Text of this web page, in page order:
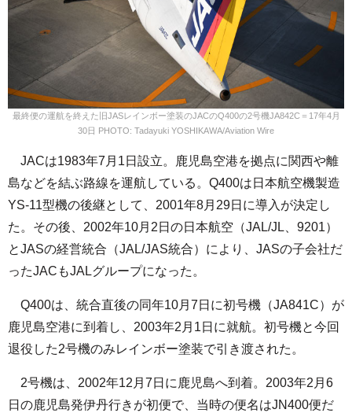
最終便の運航を終えた旧JASレインボー塗装のJACのQ400の2号機JA842C＝17年4月
30日 PHOTO: Tadayuki YOSHIKAWA/Aviation Wire
JACは1983年7月1日設立。鹿児島空港を拠点に関西や離
島などを結ぶ路線を運航している。Q400は日本航空機製造
YS-11型機の後継として、2001年8月29日に導入が決定し
た。その後、2002年10月2日の日本航空（JAL/JL、9201）
とJASの経営統合（JAL/JAS統合）により、JASの子会社だ
ったJACもJALグループになった。
Q400は、統合直後の同年10月7日に初号機（JA841C）が
鹿児島空港に到着し、2003年2月1日に就航。初号機と今回
退役した2号機のみレインボー塗装で引き渡された。
2号機は、2002年12月7日に鹿児島へ到着。2003年2月6
日の鹿児島発伊丹行きが初便で、当時の便名はJN400便だ